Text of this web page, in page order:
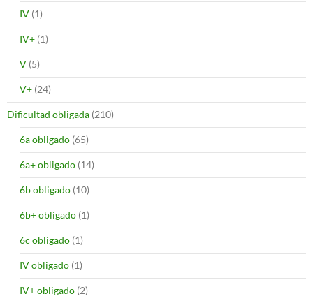
IV (1)
IV+ (1)
V (5)
V+ (24)
Dificultad obligada (210)
6a obligado (65)
6a+ obligado (14)
6b obligado (10)
6b+ obligado (1)
6c obligado (1)
IV obligado (1)
IV+ obligado (2)